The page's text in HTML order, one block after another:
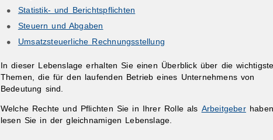
Statistik- und Berichtspflichten
Steuern und Abgaben
Umsatzsteuerliche Rechnungsstellung
In dieser Lebenslage erhalten Sie einen Überblick über die
Themen, die für den laufenden Betrieb eines Unternehmens von
Bedeutung sind.
Welche Rechte und Pflichten Sie in Ihrer Rolle als Arbeitgeber
lesen Sie in der gleichnamigen Lebenslage.